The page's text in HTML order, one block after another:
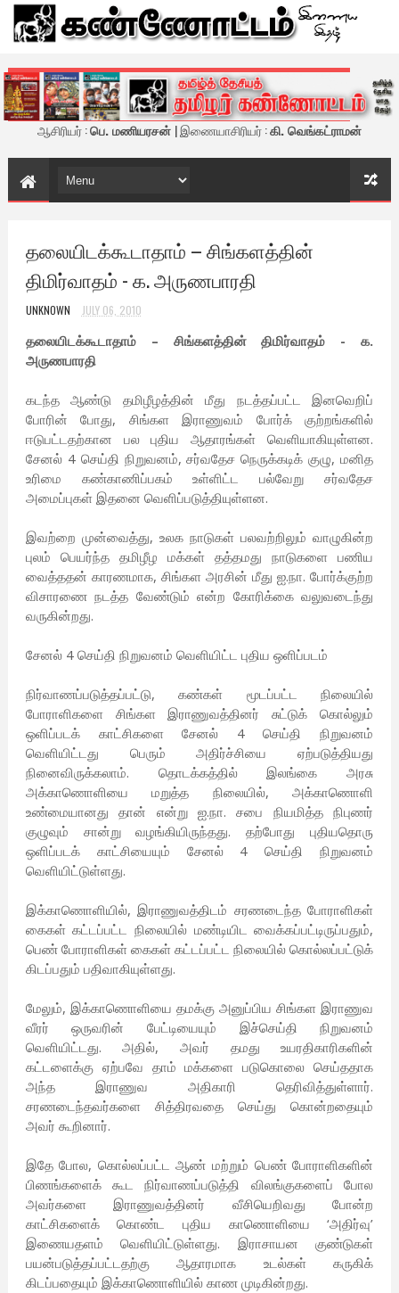
கண்ணோட்டம் - இணைய இதழ்
ஆசிரியர் :பெ. மணியரசன் | இணையாசிரியர் :கி. வெங்கட்ராமன்
தலையிடக்கூடாதாம் – சிங்களத்தின்
திமிர்வாதம் - க. அருணபாரதி
UNKNOWN JULY 06, 2010
தலையிடக்கூடாதாம் – சிங்களத்தின் திமிர்வாதம் - க.
அருணபாரதி
கடந்த ஆண்டு தமிழீழத்தின் மீது நடத்தப்பட்ட இனவெறிப்
போரின் போது, சிங்கள இராணுவம் போர்க் குற்றங்களில்
ஈடுபட்டதற்கான பல புதிய ஆதாரங்கள் வெளியாகியுள்ளன.
சேனல் 4 செய்தி நிறுவனம், சர்வதேச நெருக்கடிக் குழு, மனித
உரிமை கண்காணிப்பகம் உள்ளிட்ட பல்வேறு சர்வதேச
அமைப்புகள் இதனை வெளிப்படுத்தியுள்ளன.
இவற்றை முன்வைத்து, உலக நாடுகள் பலவற்றிலும் வாழுகின்ற
புலம் பெயர்ந்த தமிழீழ மக்கள் தத்தமது நாடுகளை பணிய
வைத்ததன் காரணமாக, சிங்கள அரசின் மீது ஐ.நா. போர்க்குற்ற
விசாரணை நடத்த வேண்டும் என்ற கோரிக்கை வலுவடைந்து
வருகின்றது.
சேனல் 4 செய்தி நிறுவனம் வெளியிட்ட புதிய ஒளிப்படம்
நிர்வாணப்படுத்தப்பட்டு, கண்கள் மூடப்பட்ட நிலையில்
போராளிகளை சிங்கள இராணுவத்தினர் சுட்டுக் கொல்லும்
ஒளிப்படக் காட்சிகளை சேனல் 4 செய்தி நிறுவனம்
வெளியிட்டது பெரும் அதிர்ச்சியை ஏற்படுத்தியது
நினைவிருக்கலாம். தொடக்கத்தில் இலங்கை அரசு
அக்காணொளியை மறுத்த நிலையில், அக்காணொளி
உண்மையானது தான் என்று ஐ.நா. சபை நியமித்த நிபுணர்
குழுவும் சான்று வழங்கியிருந்தது. தற்போது புதியதொரு
ஒளிப்படக் காட்சியையும் சேனல் 4 செய்தி நிறுவனம்
வெளியிட்டுள்ளது.
இக்காணொளியில், இராணுவத்திடம் சரணடைந்த போராளிகள்
கைகள் கட்டப்பட்ட நிலையில் மண்டியிட வைக்கப்பட்டிருப்பதும்,
பெண் போராளிகள் கைகள் கட்டப்பட்ட நிலையில் கொல்லப்பட்டுக்
கிடப்பதும் பதிவாகியுள்ளது.
மேலும், இக்காணொளியை தமக்கு அனுப்பிய சிங்கள இராணுவ
வீரர் ஒருவரின் பேட்டியையும் இச்செய்தி நிறுவனம்
வெளியிட்டது. அதில், அவர் தமது உயரதிகாரிகளின்
கட்டளைக்கு ஏற்பவே தாம் மக்களை படுகொலை செய்ததாக
அந்த இராணுவ அதிகாரி தெரிவித்துள்ளார்.
சரணடைந்தவர்களை சித்திரவதை செய்து கொன்றதையும்
அவர் கூறினார்.
இதே போல, கொல்லப்பட்ட ஆண் மற்றும் பெண் போராளிகளின்
பிணங்களைக் கூட நிர்வாணப்படுத்தி விலங்குகளைப் போல
அவர்களை இராணுவத்தினர் வீசியெறிவது போன்ற
காட்சிகளைக் கொண்ட புதிய காணொளியை ‘அதிர்வு’
இணையதளம் வெளியிட்டுள்ளது. இராசாயன குண்டுகள்
பயன்படுத்தப்பட்டதற்கு ஆதாரமாக உடல்கள் கருகிக்
கிடப்பதையும் இக்காணொளியில் காண முடிகின்றது.